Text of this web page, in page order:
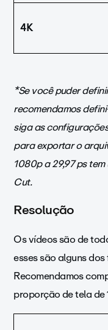
4K
*Se você puder
recomendamos
siga as
para exportar o
1080p a 29,97 ps
Cut.
Resolução
Os vídeos são de
esses são alguns
Recomendamos
proporção de tela de